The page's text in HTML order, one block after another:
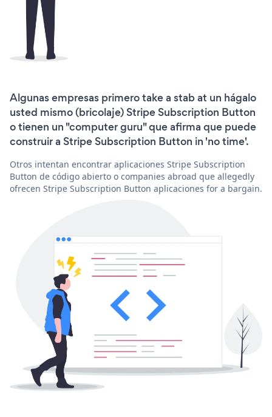
Algunas empresas primero take a stab at un hágalo
usted mismo (bricolaje) Stripe Subscription Button
o tienen un "computer guru" que afirma que puede
construir a Stripe Subscription Button in 'no time'.
Otros intentan encontrar aplicaciones Stripe Subscription
Button de código abierto o companies abroad que allegedly
ofrecen Stripe Subscription Button aplicaciones for a bargain.